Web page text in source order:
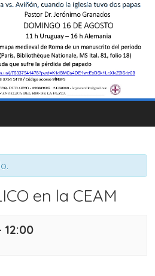
en la CEAM
12:00